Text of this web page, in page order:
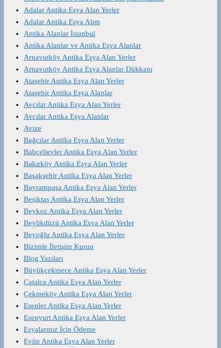
Adalar Antika Eşya Alan Yerler
Adalar Antika Eşya Alım
Antika Alanlar İstanbul
Antika Alanlar ve Antika Eşya Alanlar
Arnavutköy Antika Eşya Alan Yerler
Arnavutköy Antika Eşya Alanlar Dükkanı
Ataşehir Antika Eşya Alan Yerler
Ataşehir Antika Eşya Alanlar
Avcılar Antika Eşya Alan Yerler
Avcılar Antika Eşya Alanlar
Avize
Bağcılar Antika Eşya Alan Yerler
Bahçelievler Antika Eşya Alan Yerler
Bakırköy Antika Eşya Alan Yerler
Başakşehir Antika Eşya Alan Yerler
Bayrampaşa Antika Eşya Alan Yerler
Beşiktaş Antika Eşya Alan Yerler
Beykoz Antika Eşya Alan Yerler
Beylikdüzü Antika Eşya Alan Yerler
Beyoğlu Antika Eşya Alan Yerler
Bizimle İletişim Kurun
Blog Yazıları
Büyükçekmece Antika Eşya Alan Yerler
Çatalca Antika Eşya Alan Yerler
Çekmeköy Antika Eşya Alan Yerler
Esenler Antika Eşya Alan Yerler
Esenyurt Antika Eşya Alan Yerler
Eşyalarınız İçin Ödeme
Eyüp Antika Eşya Alan Yerler